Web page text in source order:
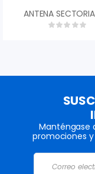
Manténgase
promociones